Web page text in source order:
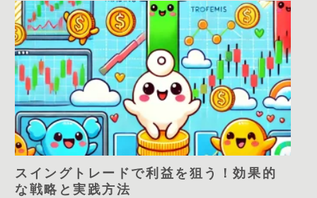
スイングトレードで利益を狙う！効果的
な戦略と実践方法